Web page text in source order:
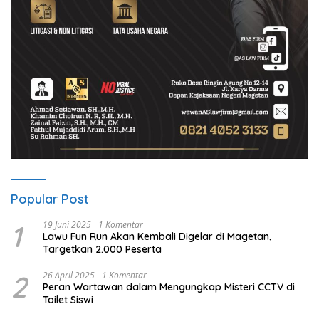
Popular Post
1 19 Juni 2025 1 Komentar
Lawu Fun Run Akan Kembali Digelar di Magetan,
Targetkan 2.000 Peserta
2 26 April 2025 1 Komentar
Peran Wartawan dalam Mengungkap Misteri CCTV di
Toilet Siswi